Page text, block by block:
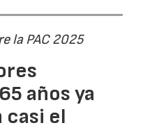
la PAC 2025
años ya
el